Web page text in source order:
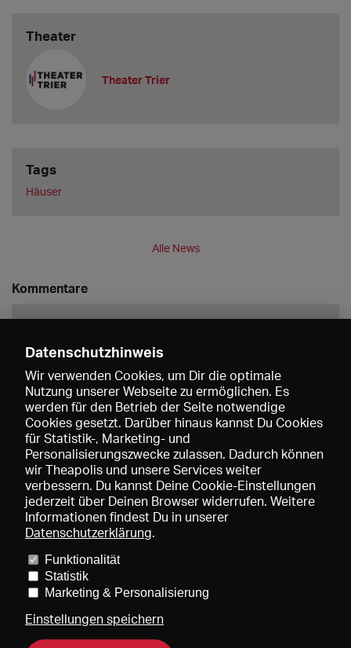
Theater
Theater Trier
Tags
Häuser
Alle News
Kommentare
Speichern
Preise und Mitgliedschaften
Mediadaten
Über uns Impressum
Datenschutzhinweis
Wir verwenden Cookies, um Dir die optimale
Nutzung unserer Webseite zu ermöglichen. Es
werden für den Betrieb der Seite notwendige
Cookies gesetzt. Darüber hinaus kannst Du Cookies
für Statistik-, Marketing- und
Personalisierungszwecke zulassen. Dadurch können
wir Theapolis und unsere Services weiter
verbessern. Du kannst Deine Cookie-Einstellungen
jederzeit über Deinen Browser widerrufen. Weitere
Informationen findest Du in unserer
Datenschutzerklärung.
Funktionalität
Statistik
Marketing & Personalisierung
Einstellungen speichern